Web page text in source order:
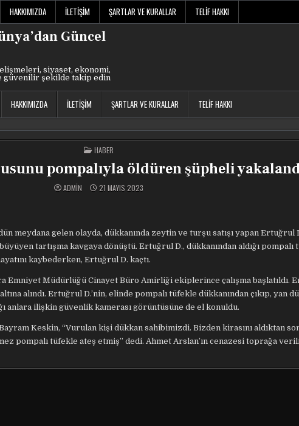
HAKKIMIZDA İLETIŞIM ŞARTLAR VE KURALLAR TELIF HAKKI
Güncel
siyaset, ekonomi,
güvenilir şekilde takip edin
HAKKIMIZDA İLETIŞIM ŞARTLAR VE KURALLAR TELIF HAKKI
POSTED
IN
HABER
pompalıyla öldüren şüpheli
ADMIN 21 MAYIS 2023
meydana gelen olayda, dükkanında zeytin ve turşu satışı yapan Ertuğrul
tartışma kavgaya dönüştü. Ertuğrul D., dükkanından aldığı
kaybederken, Ertuğrul D. kaçtı.
Emniyet Müdürlüğü Cinayet Büro Amirliği ekiplerince çalışma başlatıldı.
alındı. Ertuğrul D.’nin, elinde pompalı tüfekle dükkanından çıkıp, yan
anlara ilişkin güvenlik kamerası görüntüsüne de el konuldu.
Bayram Keskin, “Vurulan kişi dükkan sahibimizdi. Bizden kirasını aldıktan
pompalı tüfekle ateş etmiş” dedi. Ahmet Arslan’ın cenazesi toprağa